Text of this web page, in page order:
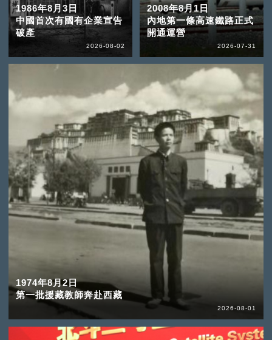
1986年8月3日
中國首次有國有企業宣告
破產
2026-08-02
1974年8月2日
第一批援藏教師奔赴西藏
2026-08-01
2008年8月1日
內地第一條高速鐵路正式
開通運營
2026-07-31